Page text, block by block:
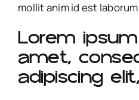
mollit anim id est
Lorem
amet,
adipiscing elit,